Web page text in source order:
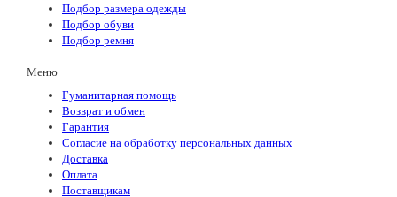
Подбор размера одежды
Подбор обуви
Подбор ремня
Меню
Гуманитарная помощь
Возврат и обмен
Гарантия
Согласие на обработку персональных данных
Доставка
Оплата
Поставщикам